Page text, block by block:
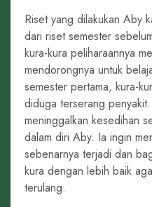
Riset yang dilakukan Aby
dari riset semester
kura-kura peliharaannya
mendorongnya untuk
semester pertama, kura-
diduga terserang
meninggalkan kesedihan
dalam diri Aby. Ia ingin
sebenarnya terjadi dan
kura dengan lebih baik
terulang.